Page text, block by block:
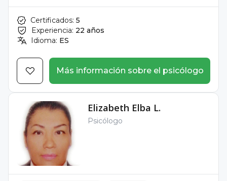
Certificados: 5
Experiencia: 22 años
Idioma: ES
Más información sobre el psicólogo
Elizabeth Elba L.
Psicólogo